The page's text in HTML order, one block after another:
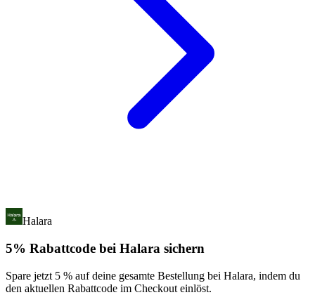
Halara
5% Rabattcode bei Halara sichern
Spare jetzt 5 % auf deine gesamte Bestellung bei Halara, indem du
den aktuellen Rabattcode im Checkout einlöst.